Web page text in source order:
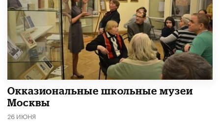
​Окказиональные школьные музеи
Москвы
26 ИЮНЯ